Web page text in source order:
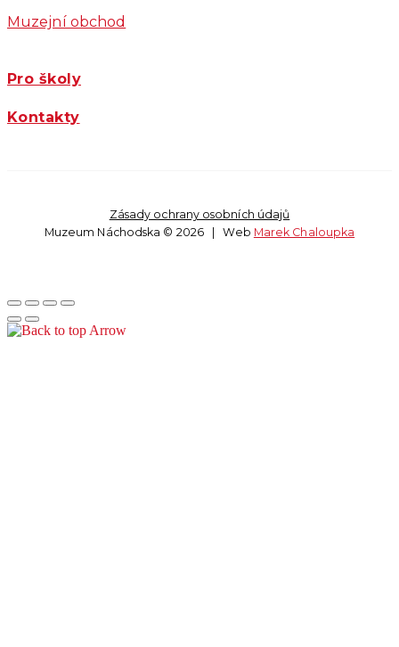
Muzejní obchod
Pro školy
Kontakty
Zásady ochrany osobních údajů
Muzeum Náchodska © 2026 | Web Marek Chaloupka